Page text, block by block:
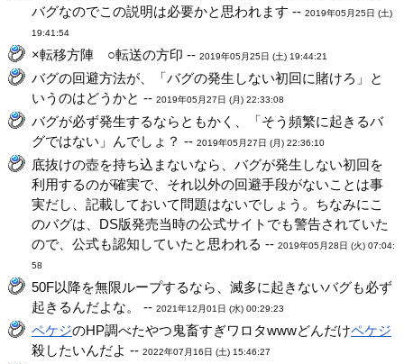
バグなのでこの説明は必要かと思われます --2019年05月25日 (土)
19:41:54
×転移方陣 ○転送の方印 --2019年05月25日 (土) 19:44:21
バグの回避方法が、「バグの発生しない初回に賭けろ」と
いうのはどうかと --2019年05月27日 (月) 22:33:08
バグが必ず発生するならともかく、「そう頻繁に起きるバ
グではない」んでしょ？ --2019年05月27日 (月) 22:36:10
底抜けの壺を持ち込まないなら、バグが発生しない初回を
利用するのが確実で、それ以外の回避手段がないことは事
実だし、記載しておいて問題はないでしょう。ちなみにこ
のバグは、DS版発売当時の公式サイトでも警告されていた
ので、公式も認知していたと思われる --2019年05月28日 (火) 07:04:
58
50F以降を無限ループするなら、滅多に起きないバグも必ず
起きるんだよな。 --2021年12月01日 (水) 00:29:23
ペケジのHP調べたやつ鬼畜すぎワロタwwwどんだけペケジ
殺したいんだよ --2022年07月16日 (土) 15:46:27